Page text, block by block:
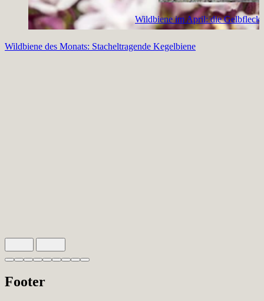
Wildbiene des Monats: Stacheltragende Kegelbiene
Wildbiene im April: die
Slide 1 von 9 aktiv
Footer